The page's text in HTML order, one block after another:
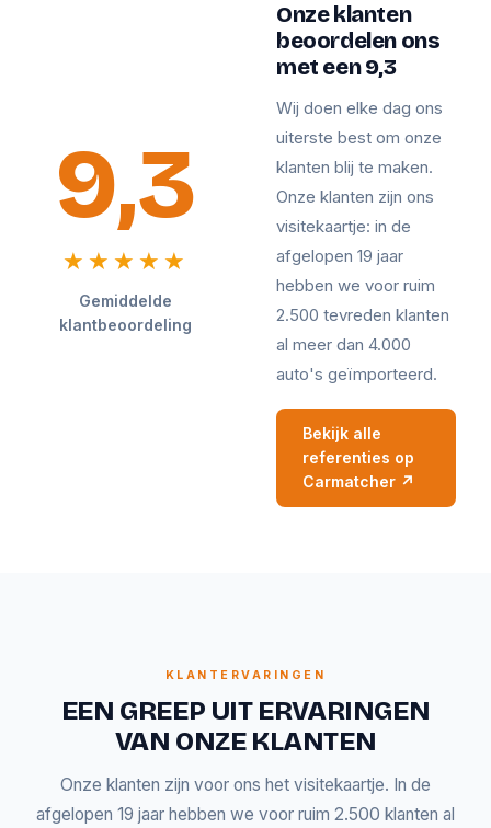
9,3
★★★★★
Gemiddelde
klantbeoordeling
Onze klanten
beoordelen ons
met een 9,3
Wij doen elke dag ons
uiterste best om onze
klanten blij te maken.
Onze klanten zijn ons
visitekaartje: in de
afgelopen 19 jaar
hebben we voor ruim
2.500 tevreden klanten
al meer dan 4.000
auto's geïmporteerd.
Bekijk alle
referenties op
Carmatcher ↗
KLANTERVARINGEN
EEN GREEP UIT ERVARINGEN
VAN ONZE KLANTEN
Onze klanten zijn voor ons het visitekaartje. In de
afgelopen 19 jaar hebben we voor ruim 2.500 klanten al